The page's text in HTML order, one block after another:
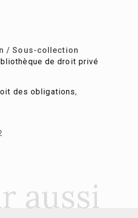
/ Sous-collection
de droit privé
des obligations,
aussi